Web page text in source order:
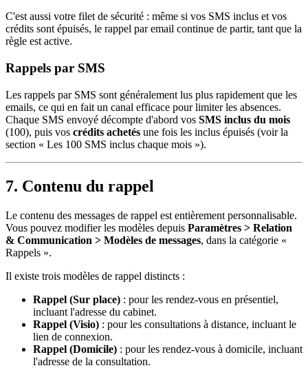
C'est aussi votre filet de sécurité : même si vos SMS inclus et vos
crédits sont épuisés, le rappel par email continue de partir, tant que la
règle est active.
Rappels par SMS
Les rappels par SMS sont généralement lus plus rapidement que les
emails, ce qui en fait un canal efficace pour limiter les absences.
Chaque SMS envoyé décompte d'abord vos SMS inclus du mois
(100), puis vos crédits achetés une fois les inclus épuisés (voir la
section « Les 100 SMS inclus chaque mois »).
7. Contenu du rappel
Le contenu des messages de rappel est entièrement personnalisable.
Vous pouvez modifier les modèles depuis Paramètres > Relation
& Communication > Modèles de messages, dans la catégorie «
Rappels ».
Il existe trois modèles de rappel distincts :
Rappel (Sur place) : pour les rendez-vous en présentiel,
incluant l'adresse du cabinet.
Rappel (Visio) : pour les consultations à distance, incluant le
lien de connexion.
Rappel (Domicile) : pour les rendez-vous à domicile, incluant
l'adresse de la consultation.